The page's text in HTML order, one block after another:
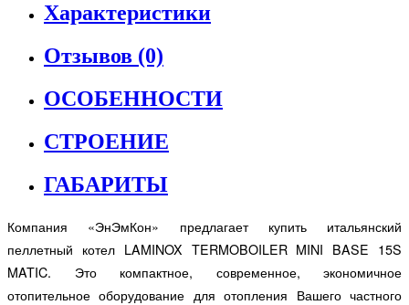
Характеристики
Отзывов (0)
ОСОБЕННОСТИ
СТРОЕНИЕ
ГАБАРИТЫ
Компания «ЭнЭмКон» предлагает купить итальянский
пеллетный котел LAMINOX TERMOBOILER MINI BASE 15S
MATIC. Это компактное, современное, экономичное
отопительное оборудование для отопления Вашего частного